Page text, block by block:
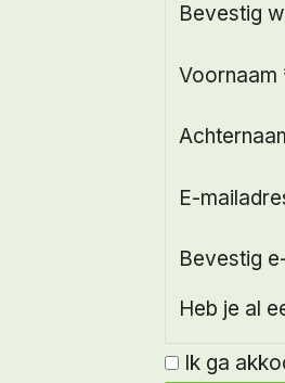
Bevestig
Voornaam
E-
Bevestig
Heb je al
Ik ga